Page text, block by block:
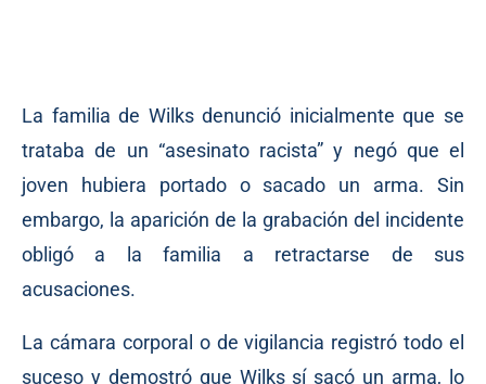
La familia de Wilks denunció inicialmente que se
trataba de un “asesinato racista” y negó que el
joven hubiera portado o sacado un arma. Sin
embargo, la aparición de la grabación del incidente
obligó a la familia a retractarse de sus
acusaciones.
La cámara corporal o de vigilancia registró todo el
suceso y demostró que Wilks sí sacó un arma, lo